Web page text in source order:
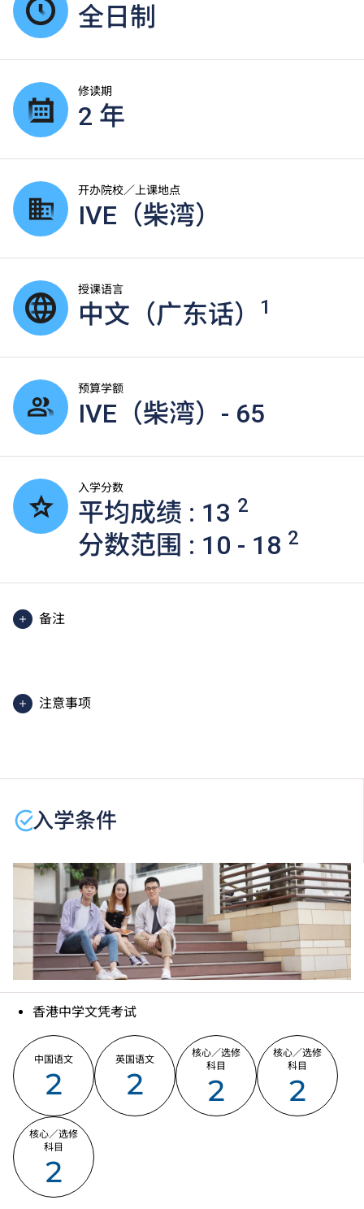
全日制
修读期
2 年
开办院校／上课地点
IVE（柴湾）
授课语言
中文（广东话） 1
预算学额
IVE（柴湾）- 65
入学分数
平均成绩 : 13 2
分数范围 : 10 - 18 2
备注
考试中最佳五科成绩（包括中国语文及英国语文）的分
数。分数只供参考。（分数对应为：5**=7分；5*=6
注意事项
学生或须于其他VTC院校上课。VTC可因应情况取消任
分校／上课地点。
入学条件
香港中学文凭考试
中国语文
2
英国语文
2
核心／选修
科目
2
核心／选修
科目
2
核心／选修
科目
2